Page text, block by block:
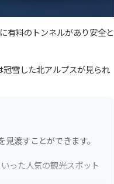
有料のトンネルがあり安全と
雪した北アルプスが見られ
渡すことができます。
った人気の観光スポット